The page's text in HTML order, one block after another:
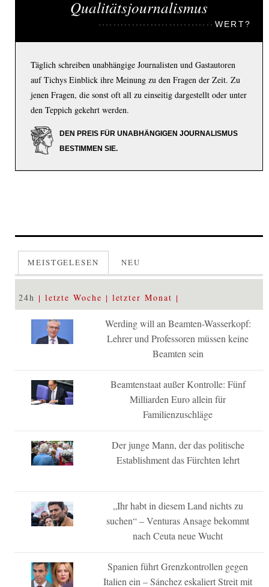
Qualitätsjournalismus
WERT?
Täglich schreiben unabhängige Journalisten und Gastautoren
auf Tichys Einblick ihre Meinung zu den Fragen der Zeit. Zu
jenen Fragen, die sonst oft all zu einseitig dargestellt oder unter
den Teppich gekehrt werden.
DEN PREIS FÜR UNABHÄNGIGEN JOURNALISMUS
BESTIMMEN SIE.
MEISTGELESEN NEU
24h letzte Woche letzter Monat
Werding will an Beamten-Wasserkopf:
Lehrer und Professoren müssen keine
Beamten sein
Beamtenstaat außer Kontrolle: Fünf
Milliarden Euro allein für
Familienzuschläge
Der junge Mann, der das politische
Establishment das Fürchten lehrt
„Ihr habt in diesem Land nichts zu
suchen“ – Venturas Ansage bekommt
nach Ceuta neue Wucht
Spanien führt Grenzkontrollen gegen
Italien ein – Sánchez eskaliert Streit mit